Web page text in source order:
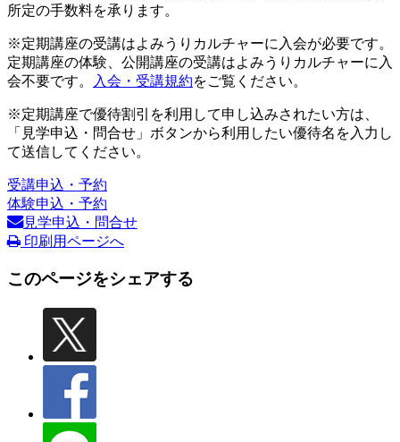
所定の手数料を承ります。
※定期講座の受講はよみうりカルチャーに入会が必要です。
定期講座の体験、公開講座の受講はよみうりカルチャーに入
会不要です。
入会・受講規約をご覧ください。
※定期講座で優待割引を利用して申し込みされたい方は、
「見学申込・問合せ」ボタンから利用したい優待名を入力し
て送信してください。
受講申込・予約
体験申込・予約
見学申込・問合せ
印刷用ページへ
このページをシェアする